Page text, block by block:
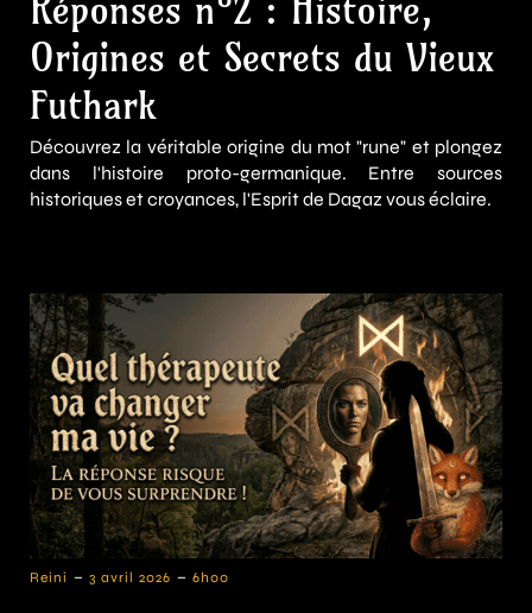
Origines et Secrets du Vieux
Futhark
Découvrez la véritable origine du mot "rune" et plongez
dans l'histoire proto-germanique. Entre sources
historiques et croyances, l'Esprit de Dagaz vous éclaire.
Reini - 3 avril 2026 - 6h00